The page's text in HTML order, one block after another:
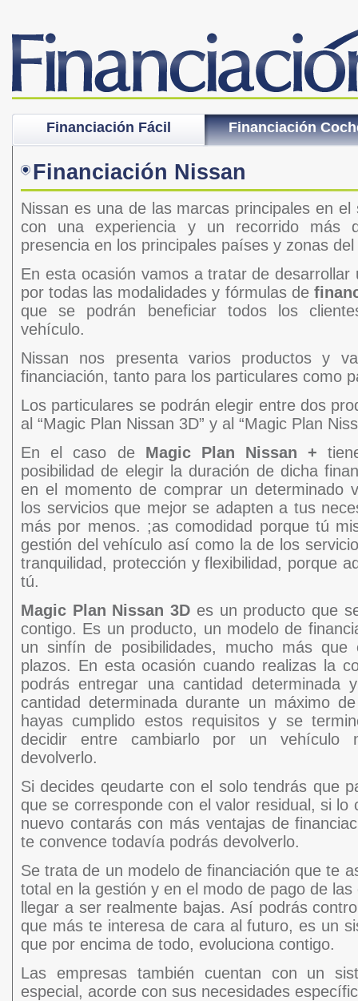
Financiación Fácil Financiación
Financiación Nissan
Nissan es una de las marcas principales en
con una experiencia y un recorrido más
presencia en los principales países y zonas
En esta ocasión vamos a tratar de desarrollar
por todas las modalidades y fórmulas de
que se podrán beneficiar todos los
vehículo.
Nissan nos presenta varios productos y
financiación, tanto para los particulares como
Los particulares se podrán elegir entre dos
al “Magic Plan Nissan 3D” y al “Magic Plan
En el caso de Magic Plan Nissan +
posibilidad de elegir la duración de dicha
en el momento de comprar un determinado
los servicios que mejor se adapten a tus
más por menos. ;as comodidad porque tú
gestión del vehículo así como la de los
tranquilidad, protección y flexibilidad, porque
tú.
Magic Plan Nissan 3D es un producto que
contigo. Es un producto, un modelo de
un sinfín de posibilidades, mucho más que
plazos. En esta ocasión cuando realizas la
podrás entregar una cantidad determinada
cantidad determinada durante un máximo
hayas cumplido estos requisitos y se
decidir entre cambiarlo por un vehículo
devolverlo.
Si decides qeudarte con el solo tendrás que
que se corresponde con el valor residual, si lo
nuevo contarás con más ventajas de
te convence todavía podrás devolverlo.
Se trata de un modelo de financiación que te
total en la gestión y en el modo de pago de
llegar a ser realmente bajas. Así podrás
que más te interesa de cara al futuro, es un
que por encima de todo, evoluciona contigo.
Las empresas también cuentan con un
especial, acorde con sus necesidades